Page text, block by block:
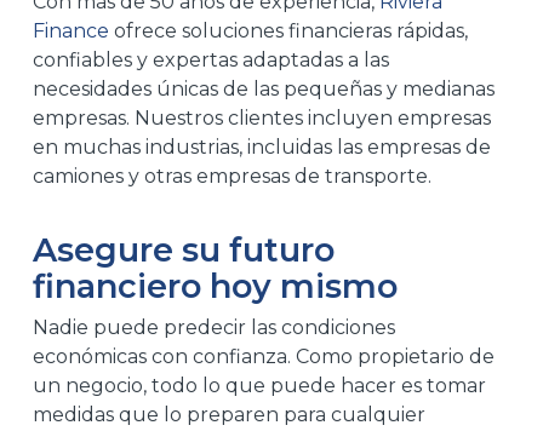
Finance ofrece soluciones financieras rápidas,
confiables y expertas adaptadas a las
necesidades únicas de las pequeñas y medianas
empresas. Nuestros clientes incluyen empresas
en muchas industrias, incluidas las empresas de
camiones y otras empresas de transporte.
Asegure su futuro
financiero hoy mismo
Nadie puede predecir las condiciones
económicas con confianza. Como propietario de
un negocio, todo lo que puede hacer es tomar
medidas que lo preparen para cualquier